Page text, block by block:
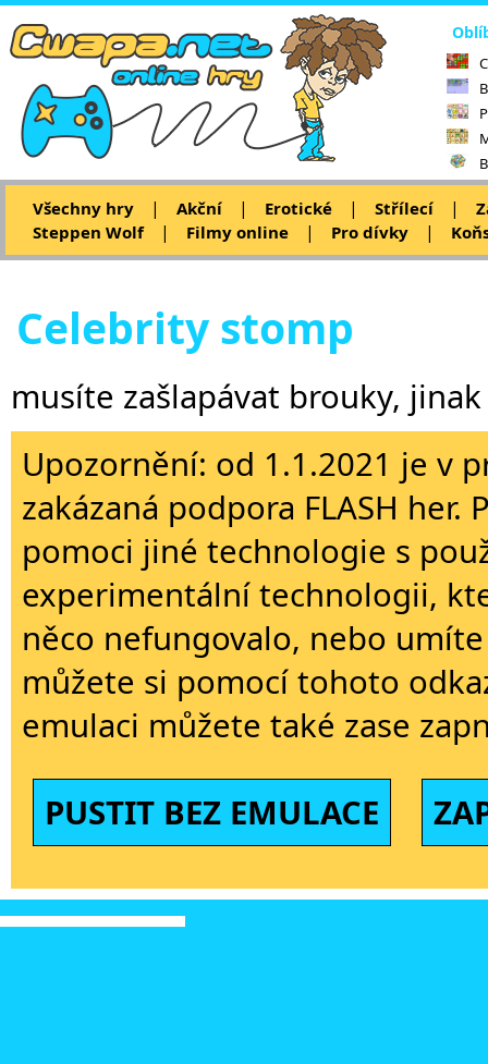
Všechny hry | Akční | Erotické | Střílecí |
Steppen Wolf
| Filmy online | Pro dívky |
Celebrity stomp
musíte zašlapávat brouky,
Upozornění: od 1.1.2021 je v
zakázaná podpora FLASH
pomoci jiné technologie s
experimentální technologii,
něco nefungovalo, nebo
můžete si pomocí tohoto
emulaci můžete také zase
PUSTIT BEZ EMULACE